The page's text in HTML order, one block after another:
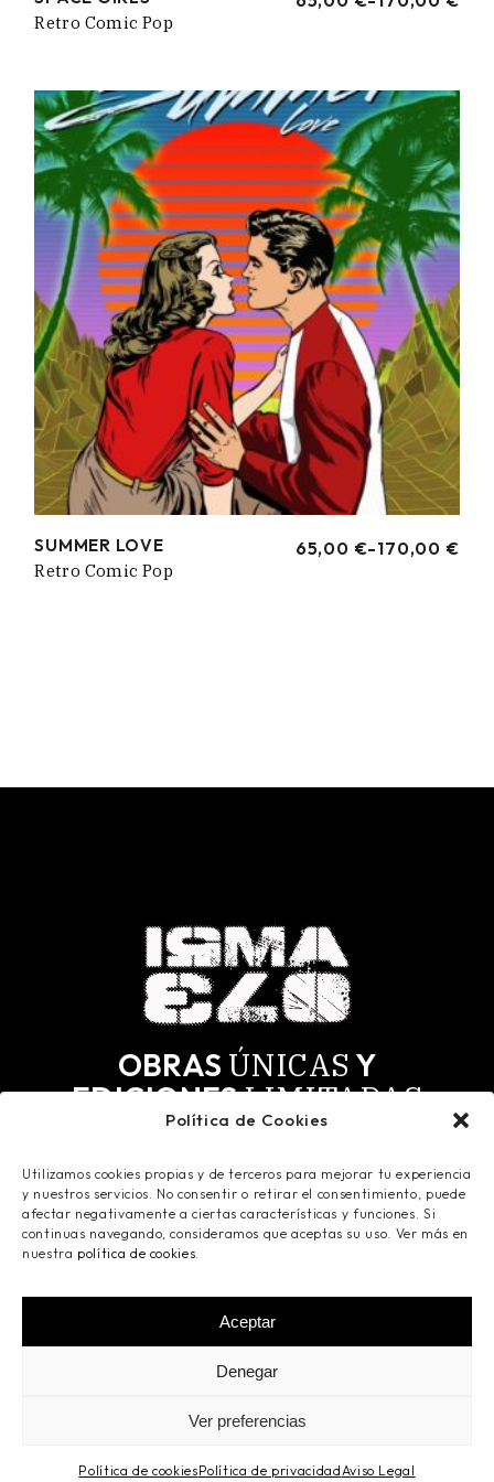
Política de Cookies
Utilizamos cookies propias y de terceros para mejorar tu experiencia
y nuestros servicios. No consentir o retirar el consentimiento, puede
afectar negativamente a ciertas características y funciones. Si
continuas navegando, consideramos que aceptas su uso. Ver más en
nuestra política de cookies.
Aceptar
Denegar
Ver preferencias
Política de cookiesPolítica de privacidadAviso Legal
RANGO
HASTA
170,00 €
Retro Comic Pop
SUMMER LOVE 65,00 €-170,00 €
RANGO
Retro Comic Pop
OBRAS ÚNICAS Y
EDICIONESLIMITADAS
PARA LOSMÁSSELECTOS.
Todas las obras tienen derechos de autor y todos
los derechos reservados. Registradas en Safe
Creative.
Ismaelo Art- Todos los derechos
Política de Cookies